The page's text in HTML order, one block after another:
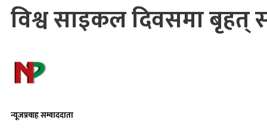
विश्व साइकल दिवसमा बृहत्
न्यूजप्रवाह सम्वाददाता